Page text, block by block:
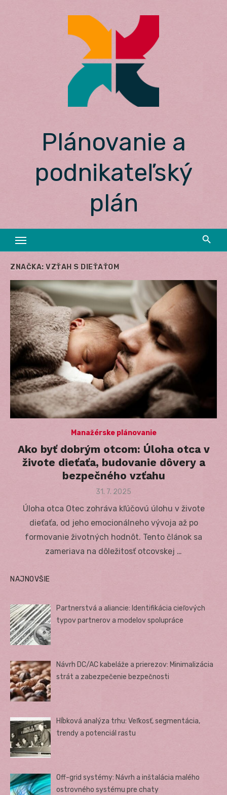
Plánovanie a
podnikateľský
plán
ZNAČKA: VZŤAH S DIEŤAŤOM
Manažérske plánovanie
Ako byť dobrým otcom: Úloha otca v
živote dieťaťa, budovanie dôvery a
bezpečného vzťahu
Posted
31. 7. 2025
Úloha otca Otec zohráva kľúčovú úlohu v živote
dieťaťa, od jeho emocionálneho vývoja až po
formovanie životných hodnôt. Tento článok sa
zameriava na dôležitosť otcovskej …
NAJNOVŠIE
Partnerstvá a aliancie: Identifikácia cieľových
typov partnerov a modelov spolupráce
Návrh DC/AC kabeláže a prierezov: Minimalizácia
strát a zabezpečenie bezpečnosti
Hĺbková analýza trhu: Veľkosť, segmentácia,
trendy a potenciál rastu
Off-grid systémy: Návrh a inštalácia malého
ostrovného systému pre chaty